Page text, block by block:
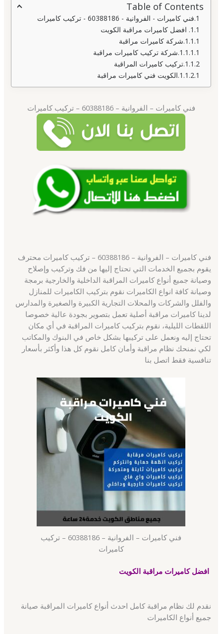
Table of Contents
فني كاميرات - الفروانية - 60388186 - تركيب كاميرات
افضل كاميرات مراقبة الكويت
شركة كاميرات مراقبة
شركة تركيب كاميرات مراقبة
تركيب كاميرات المراقبة
الكويت فني كاميرات مراقبة
فني كاميرات – الفروانية – 60388186 – تركيب كاميرات
فني كاميرات – الفروانية – 60388186 – تركيب كاميرات محترف
يقوم بجميع الخدمات التي تحتاج إليها من فك وتركيب وإصلاح
وصيانة جميع أنواع كاميرات المراقبة الداخلية والخارجية برمجة
وصيانة كافة انواع الكاميرات نقوم بتركيب الكاميرات للمنازل
والفلل والشركات والمحلات التجارية الكبيرة والصغيرة والمدارس
لدينا كاميرات مراقبة أصلية تعمل بتصوير بجودة عالية خصوصا
اللقطات الليلية، نقوم بتركيب كاميرات المراقبة في أي مكان
تحتاج إليه ونعمل على تركيبها بشكل خاص في البنوك والمكاتب
لكي نمنحك نظام مراقبة وأمان كامل نقوم كل هذا وأكثر بأسعار
تنافسية فقط اتصل بنا
فني كاميرات – الفروانية – 60388186 – تركيب
كاميرات
افضل كاميرات مراقبة الكويت
نقدم لك نظام مراقبة كامل احدث أنواع كاميرات المراقبة صيانة
جميع أنواع الكاميرات